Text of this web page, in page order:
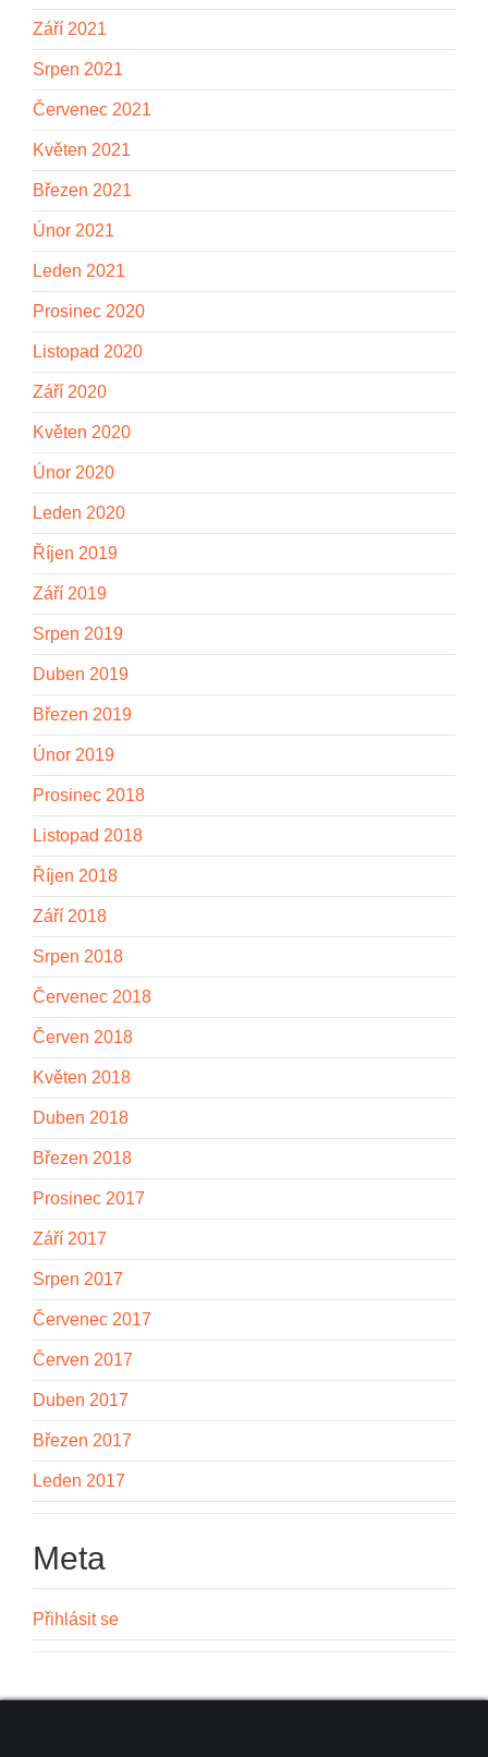
Září 2021
Srpen 2021
Červenec 2021
Květen 2021
Březen 2021
Únor 2021
Leden 2021
Prosinec 2020
Listopad 2020
Září 2020
Květen 2020
Únor 2020
Leden 2020
Říjen 2019
Září 2019
Srpen 2019
Duben 2019
Březen 2019
Únor 2019
Prosinec 2018
Listopad 2018
Říjen 2018
Září 2018
Srpen 2018
Červenec 2018
Červen 2018
Květen 2018
Duben 2018
Březen 2018
Prosinec 2017
Září 2017
Srpen 2017
Červenec 2017
Červen 2017
Duben 2017
Březen 2017
Leden 2017
Meta
Přihlásit se